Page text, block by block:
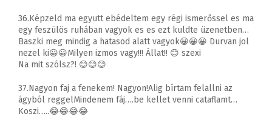
36.Képzeld ma egyutt ebédeltem egy régi ismerőssel es ma
egy feszülös ruhában vagyok es es ezt kuldte üzenetben…
Baszki meg mindig a hatasod alatt vagyok😀😀😀 Durvan jol
nezel ki😀😀Milyen izmos vagy!!! Állat!! 😊 szexi
Na mit szólsz?! 😊😊😊
37.Nagyon faj a fenekem! Nagyon!Alig bírtam felallni az
ágyból reggelMindenem fáj….be kellet venni cataflamt…
Koszi…..😂😂😂😂